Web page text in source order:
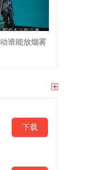
谁能放烟雾
下载